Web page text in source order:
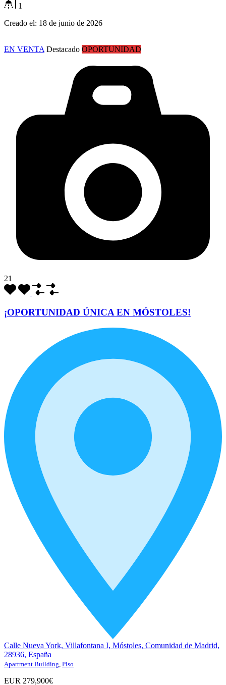
1
Creado el: 18 de junio de 2026
EN VENTA Destacado OPORTUNIDAD
21
¡OPORTUNIDAD ÚNICA EN MÓSTOLES!
Calle Nueva York, Villafontana I, Móstoles, Comunidad de Madrid,
28936, España
Apartment Building Piso
EUR 279,900€